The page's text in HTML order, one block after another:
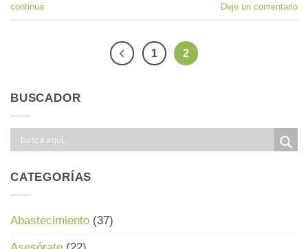
continua
Deje un comentario
1 2
BUSCADOR
CATEGORÍAS
Abastecimiento (37)